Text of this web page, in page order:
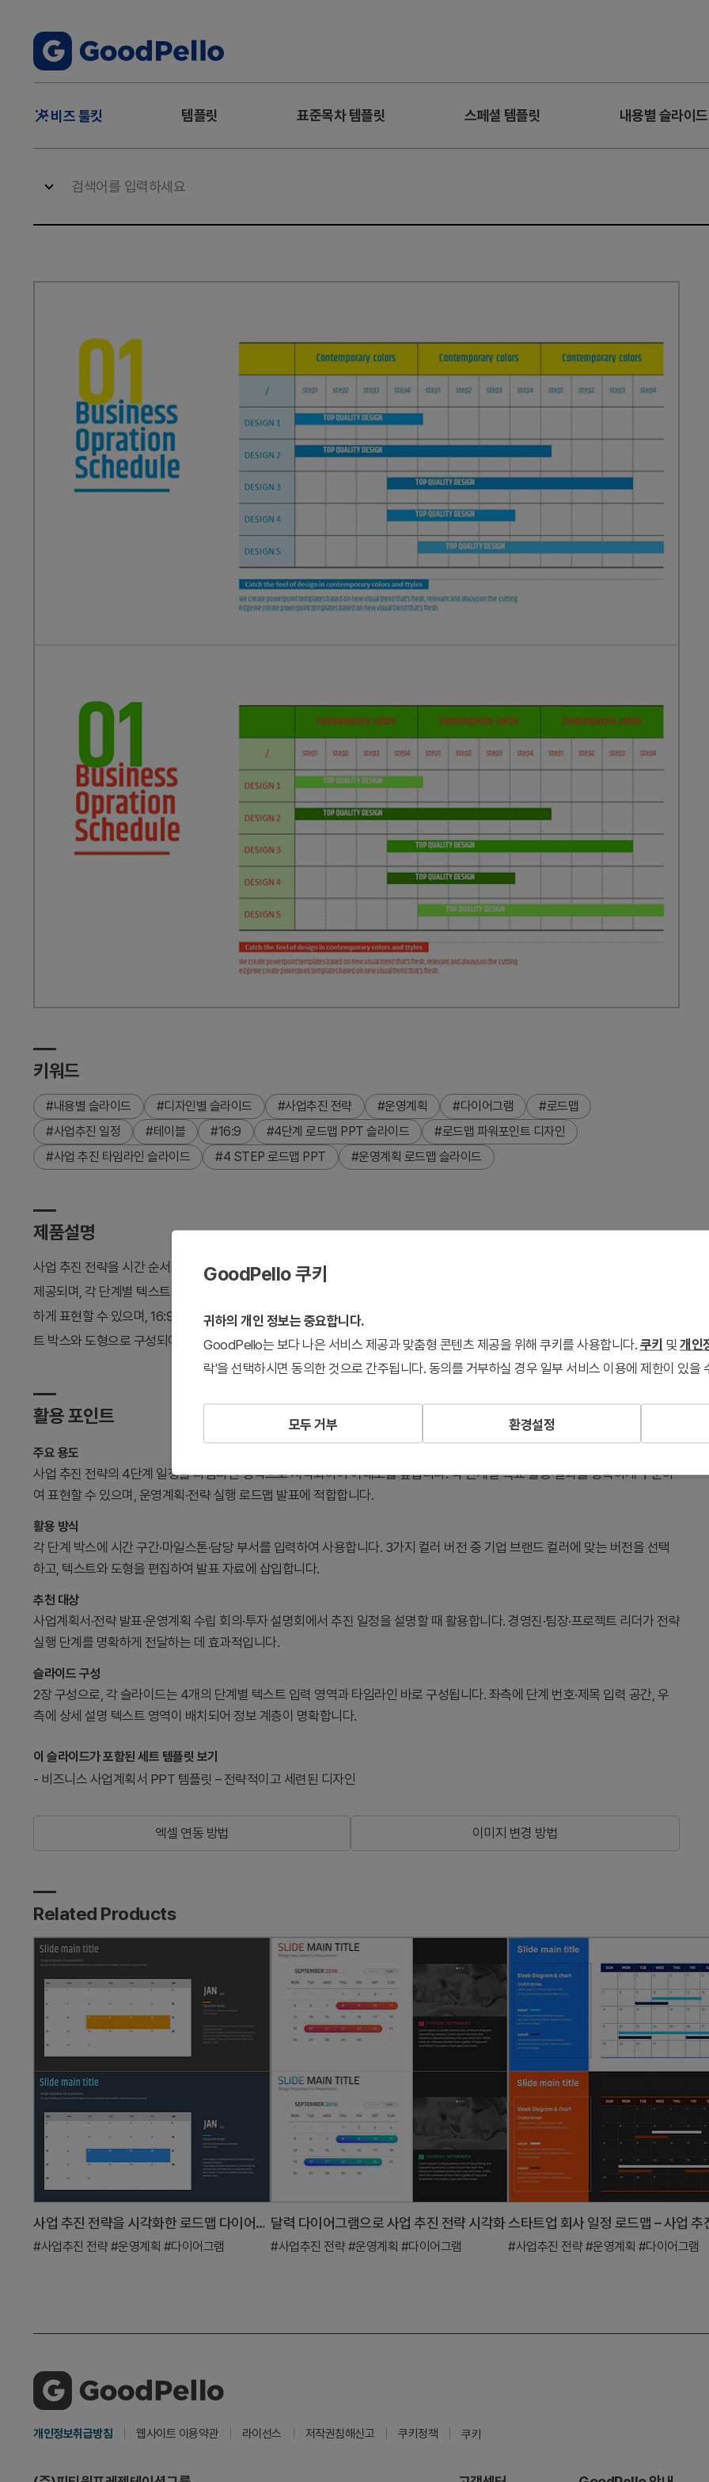
주
뉴
비즈 툴킷 템플릿 표준목차 템플릿 스페셜 템플릿 내용별 슬라이드
키워드
#내용별 슬라이드 #디자인별 슬라이드 #사업추진 전략 #운영계획 #다이어그램
#로드맵
#사업추진 일정
#테이블 #16:9 #4단계 로드맵 PPT 슬라이드
#로드맵 파워포인트 디자인
#사업 추진 타임라인 슬라이드
#4 STEP 로드맵 PPT #운영계획 로드맵 슬라이드
제품설명
사업 추진 전략을 시간 순서대로 시각화하는 4단계 로드맵 파워포인트 슬라이드입니다. 블루·그린·옐로우 3가지 컬러 버전으로
제공되며, 각 단계별 텍스트 입력 영역과 함께 타임라인 구조로 설계되었습니다. 운영계획·사업 추진 일정·전략 실행 단계를 명확
하게 표현할 수 있으며, 16:9 와이드 화면에 최적화된 2장 구성입니다. 프레젠테이션에서 즉시 활용 가능하도록 편집 가능한 텍스
트 박스와 도형으로 구성되어 있습니다.
활용 포인트
주요 용도
사업 추진 전략의 4단계 일정을 타임라인 형식으로 시각화하여 이해도를 높입니다. 각 단계별 목표·활동·결과를 명확하게 구분하
여 표현할 수 있으며, 운영계획·전략 실행 로드맵 발표에 적합합니다.
활용 방식
각 단계 박스에 시간 구간·마일스톤·담당 부서를 입력하여 사용합니다. 3가지 컬러 버전 중 기업 브랜드 컬러에 맞는 버전을 선택
하고, 텍스트와 도형을 편집하여 발표 자료에 삽입합니다.
추천 대상
사업계획서·전략 발표·운영계획 수립 회의·투자 설명회에서 추진 일정을 설명할 때 활용합니다. 경영진·팀장·프로젝트 리더가 전략
실행 단계를 명확하게 전달하는 데 효과적입니다.
슬라이드 구성
2장 구성으로, 각 슬라이드는 4개의 단계별 텍스트 입력 영역과 타임라인 바로 구성됩니다. 좌측에 단계 번호·제목 입력 공간, 우
측에 상세 설명 텍스트 영역이 배치되어 정보 계층이 명확합니다.
이 슬라이드가 포함된 세트 템플릿 보기
- 비즈니스 사업계획서 PPT 템플릿 – 전략적이고 세련된 디자인
엑셀 연동 방법 이미지 변경 방법
Related Products
사업 추진 전략을 시각화한 로드맵 다이어그램
#사업추진 전략 #운영계획 #다이어그램
달력 다이어그램으로 사업 추진 전략 시각화
#사업추진 전략 #운영계획 #다이어그램 #사업추진 전략 #운영계획 #다이어그램
개인정보취급방침 웹사이트 이용약관 라이선스 저작권침해신고 쿠키정책 쿠키
GoodPello 쿠키
귀하의 개인 정보는 중요합니다.
GoodPello는 보다 나은 서비스 제공과 맞춤형 콘텐츠 제공을 위해 쿠키를 사용합니다. 쿠키 및 개인
락'을 선택하시면 동의한 것으로 간주됩니다. 동의를 거부하실 경우 일부 서비스 이용에 제한이 있을
모두 거부 환경설정